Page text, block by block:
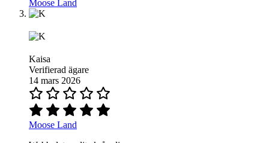
Moose Land
Kaisa
Verifierad ägare
14 mars 2026
Moose Land